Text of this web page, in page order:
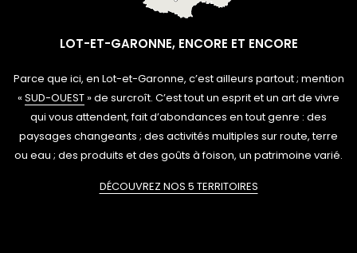
LOT-ET-GARONNE, ENCORE ET ENCORE
Parce que ici, en Lot-et-Garonne, c’est ailleurs partout ; mention
« SUD-OUEST » de surcroît. C’est tout un esprit et un art de vivre
qui vous attendent, fait d’abondances en tout genre : des
paysages changeants ; des activités multiples sur route, terre
ou eau ; des produits et des goûts à foison, un patrimoine varié.
DÉCOUVREZ NOS 5 TERRITOIRES